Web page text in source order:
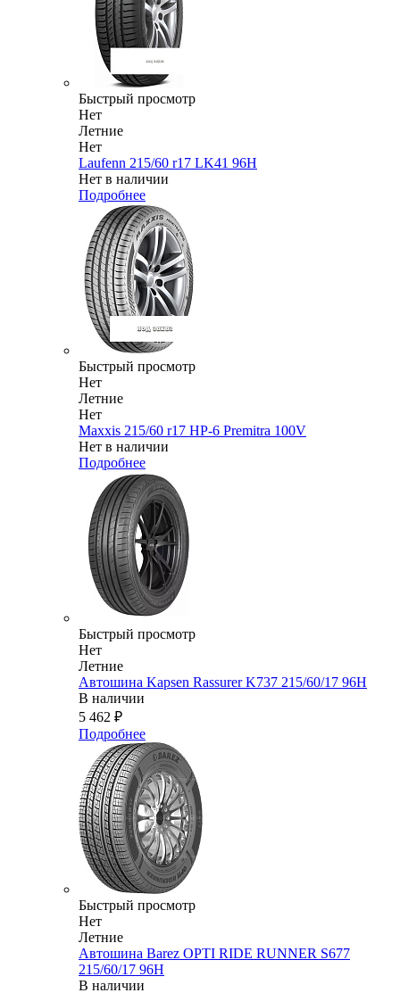
Быстрый просмотр
Нет
Летние
Нет
Laufenn 215/60 r17 LK41 96H
Нет в наличии
Подробнее
Быстрый просмотр
Нет
Летние
Нет
Maxxis 215/60 r17 HP-6 Premitra 100V
Нет в наличии
Подробнее
Быстрый просмотр
Нет
Летние
Автошина Kapsen Rassurer K737 215/60/17 96H
В наличии
5 462 ₽
Подробнее
Быстрый просмотр
Нет
Летние
Автошина Barez OPTI RIDE RUNNER S677
215/60/17 96H
В наличии